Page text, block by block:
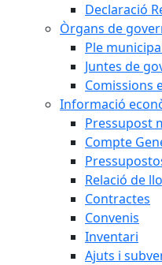
Declaració
Òrgans de
Ple
Juntes de
Comissions
Informació
Pressupost
Compte
Relació de
Contractes
Convenis
Inventari
Ajuts i